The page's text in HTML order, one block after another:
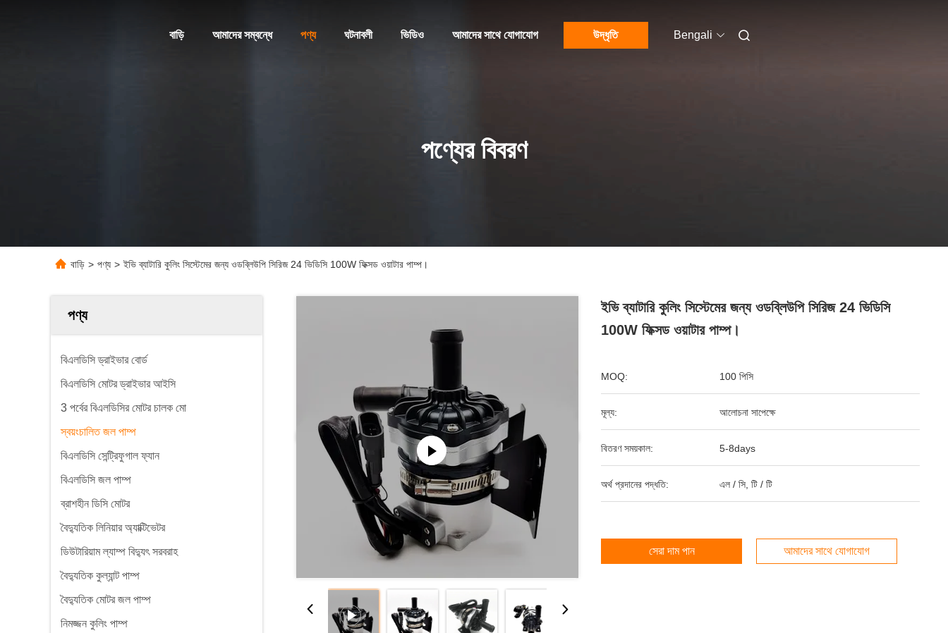
বাড়ি আমাদের সম্বন্ধে পণ্য ঘটনাবলী ভিডিও আমাদের সাথে যোগাযোগ উদ্ধৃতি Bengali
পণ্যের বিবরণ
বাড়ি > পণ্য > ইভি ব্যাটারি কুলিং সিস্টেমের জন্য ওডব্লিউপি সিরিজ 24 ভিডিসি 100W ফিক্সড ওয়াটার পাম্প।
পণ্য
বিএলডিসি ড্রাইভার বোর্ড
বিএলডিসি মোটর ড্রাইভার আইসি
3 পর্বের বিএলডিসির মোটর চালক মো
স্বয়ংচালিত জল পাম্প
বিএলডিসি সেন্ট্রিফুগাল ফ্যান
বিএলডিসি জল পাম্প
ব্রাশহীন ডিসি মোটর
বৈদ্যুতিক লিনিয়ার অ্যাক্টিভেটর
ডিউটারিয়াম ল্যাম্প বিদ্যুৎ সরবরাহ
বৈদ্যুতিক কুল্যান্ট পাম্প
বৈদ্যুতিক মোটর জল পাম্প
নিমজ্জন কুলিং পাম্প
ইভি ব্যাটারি কুলিং সিস্টেমের জন্য ওডব্লিউপি সিরিজ 24 ভিডিসি
100W ফিক্সড ওয়াটার পাম্প।
MOQ: 100 পিসি
মূল্য: আলোচনা সাপেক্ষে
বিতরণ সময়কাল: 5-8days
অর্থ প্রদানের পদ্ধতি: এল / সি, টি / টি
সেরা দাম পান আমাদের সাথে যোগাযোগ